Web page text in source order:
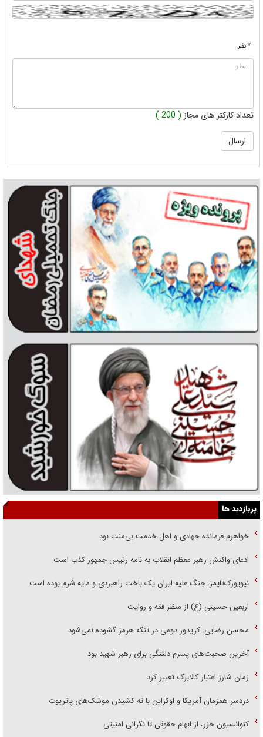
* نظر
تعداد کارکتر های مجاز ( 200 )
پربازدید ها
خواهرم فرمانده جهادی و اهل خدمت بی‌منت بود
ادعای واکنش رهبر معظم انقلاب به نامه رئیس جمهور کذب است
نیویورک‌تایمز: جنگ علیه ایران یک باخت راهبردی و مایه شرم بوده است
اربعین حسینی (ع) از منظر فقه و روایت
محسن رضایی: کریدور دومی در تنگه هرمز گشوده نمی‌شود
آخرین صحبت‌های پسرم دلتنگی برای رهبر شهید بود
زمان شارژ اعتبار کالابرگ تغییر کرد
دردسر همزمان آمریکا و اوکراین با ته کشیدن موشک‌های پاتریوت
کنوانسیون خزر، از ابهام حقوقی تا نگرانی امنیتی